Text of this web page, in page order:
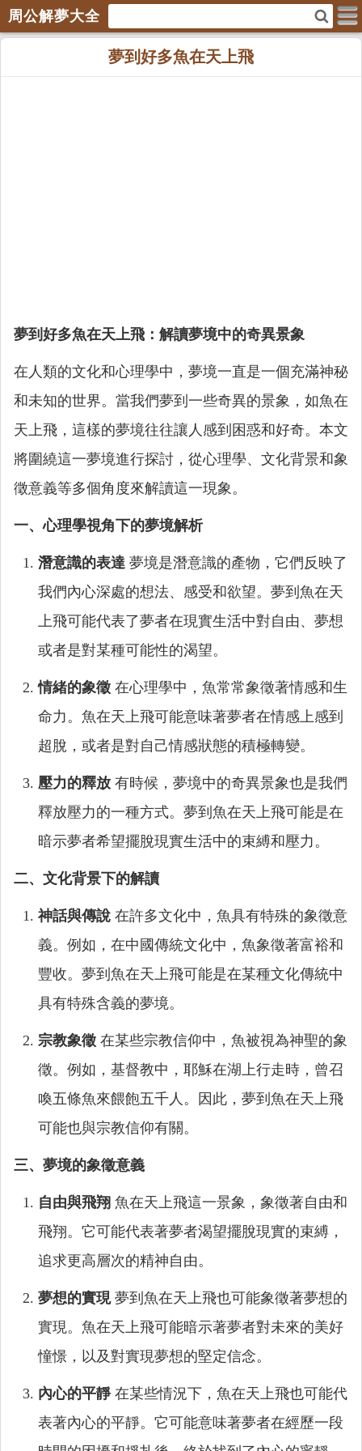
周公解夢大全
夢到好多魚在天上飛
夢到好多魚在天上飛：解讀夢境中的奇異景象
在人類的文化和心理學中，夢境一直是一個充滿神秘
和未知的世界。當我們夢到一些奇異的景象，如魚在
天上飛，這樣的夢境往往讓人感到困惑和好奇。本文
將圍繞這一夢境進行探討，從心理學、文化背景和象
徵意義等多個角度來解讀這一現象。
一、心理學視角下的夢境解析
潛意識的表達 夢境是潛意識的產物，它們反映了
我們內心深處的想法、感受和欲望。夢到魚在天
上飛可能代表了夢者在現實生活中對自由、夢想
或者是對某種可能性的渴望。
情緒的象徵 在心理學中，魚常常象徵著情感和生
命力。魚在天上飛可能意味著夢者在情感上感到
超脫，或者是對自己情感狀態的積極轉變。
壓力的釋放 有時候，夢境中的奇異景象也是我們
釋放壓力的一種方式。夢到魚在天上飛可能是在
暗示夢者希望擺脫現實生活中的束縛和壓力。
二、文化背景下的解讀
神話與傳說 在許多文化中，魚具有特殊的象徵意
義。例如，在中國傳統文化中，魚象徵著富裕和
豐收。夢到魚在天上飛可能是在某種文化傳統中
具有特殊含義的夢境。
宗教象徵 在某些宗教信仰中，魚被視為神聖的象
徵。例如，基督教中，耶穌在湖上行走時，曾召
喚五條魚來餵飽五千人。因此，夢到魚在天上飛
可能也與宗教信仰有關。
三、夢境的象徵意義
自由與飛翔 魚在天上飛這一景象，象徵著自由和
飛翔。它可能代表著夢者渴望擺脫現實的束縛，
追求更高層次的精神自由。
夢想的實現夢到魚在天上飛也可能象徵著夢想的
實現。魚在天上飛可能暗示著夢者對未來的美好
憧憬，以及對實現夢想的堅定信念。
內心的平靜在某些情況下，魚在天上飛也可能代
表著內心的平靜。它可能意味著夢者在經歷一段